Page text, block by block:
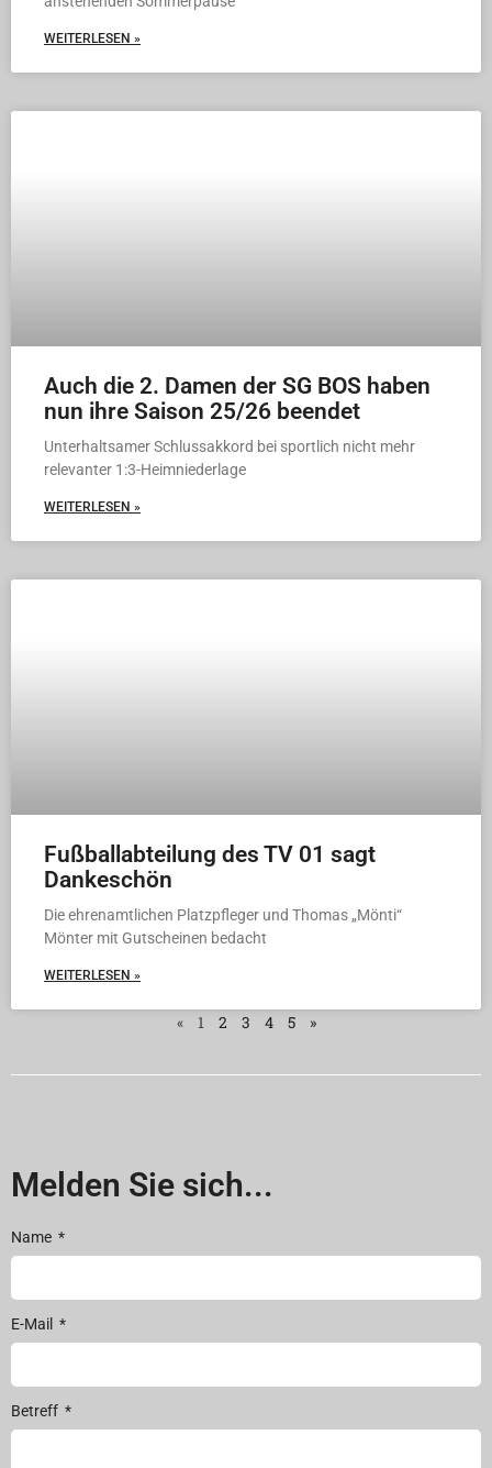
WEITERLESEN »
Auch die 2. Damen der SG BOS haben
nun ihre Saison 25/26 beendet
Unterhaltsamer Schlussakkord bei sportlich nicht mehr
relevanter 1:3-Heimniederlage
WEITERLESEN »
Fußballabteilung des TV 01 sagt
Dankeschön
Die ehrenamtlichen Platzpfleger und Thomas „Mönti“
Mönter mit Gutscheinen bedacht
WEITERLESEN »
« 1 2 3 4 5 »
Melden Sie sich...
Name
E-Mail
Betreff